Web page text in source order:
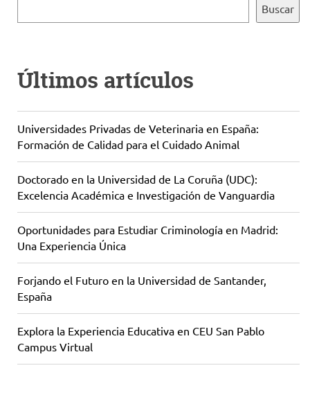
Buscar
Últimos artículos
Universidades Privadas de Veterinaria en España:
Formación de Calidad para el Cuidado Animal
Doctorado en la Universidad de La Coruña (UDC):
Excelencia Académica e Investigación de Vanguardia
Oportunidades para Estudiar Criminología en Madrid:
Una Experiencia Única
Forjando el Futuro en la Universidad de Santander,
España
Explora la Experiencia Educativa en CEU San Pablo
Campus Virtual